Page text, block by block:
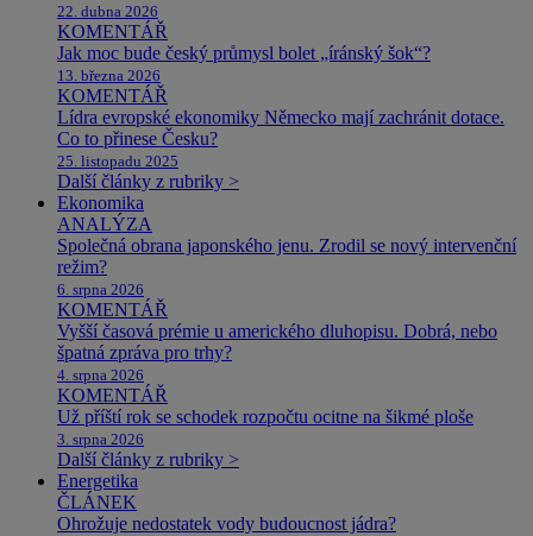
22. dubna 2026
KOMENTÁŘ
Jak moc bude český průmysl bolet „íránský šok“?
13. března 2026
KOMENTÁŘ
Lídra evropské ekonomiky Německo mají zachránit dotace.
Co to přinese Česku?
25. listopadu 2025
Další články z rubriky >
Ekonomika
ANALÝZA
Společná obrana japonského jenu. Zrodil se nový intervenční
režim?
6. srpna 2026
KOMENTÁŘ
Vyšší časová prémie u amerického dluhopisu. Dobrá, nebo
špatná zpráva pro trhy?
4. srpna 2026
KOMENTÁŘ
Už příští rok se schodek rozpočtu ocitne na šikmé ploše
3. srpna 2026
Další články z rubriky >
Energetika
ČLÁNEK
Ohrožuje nedostatek vody budoucnost jádra?